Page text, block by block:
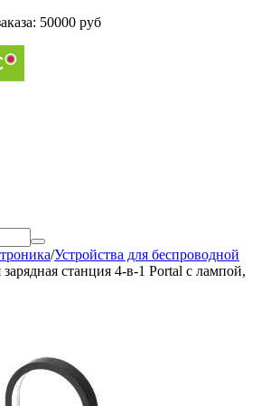
50000 руб
/Устройства для беспроводной
станция 4-в-1 Portal c лампой,